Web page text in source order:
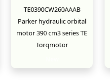
TE0390CW260AAAB
Parker hydraulic orbital
motor 390 cm3 series TE
Torqmotor